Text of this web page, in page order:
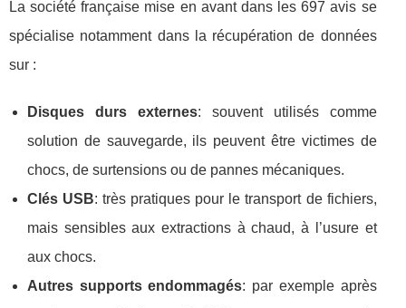
La société française mise en avant dans les 697 avis se
spécialise notamment dans la récupération de données
sur :
Disques durs externes: souvent utilisés comme
solution de sauvegarde, ils peuvent être victimes de
chocs, de surtensions ou de pannes mécaniques.
Clés USB: très pratiques pour le transport de fichiers,
mais sensibles aux extractions à chaud, à l’usure et
aux chocs.
Autres supports endommagés: par exemple après